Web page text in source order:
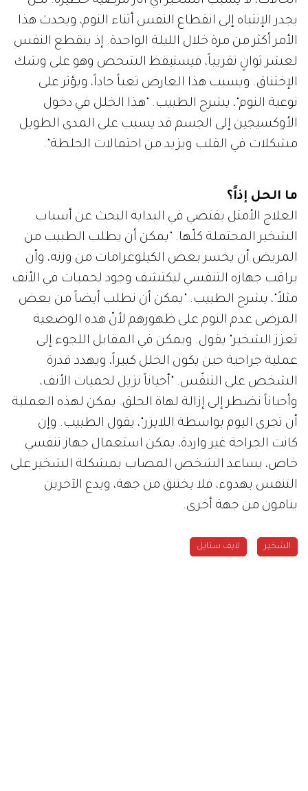
يجدر الإنتباه إلى انقطاع النفس أثناء النوم، ويحدث هذا
الأمر أكثر من مرة خلال الليلة الواحدة. إذ ينقطع النفس
لعشر ثوانٍ تقريباً، فيستيقظ الشخص وهو على وشك
الإختناق. ويسبب هذا العارض تعباً حاداً، ويؤثر على
نوعية النوم"، يشرح الطبيب. "هذا الخلل في دخول
الأوكسيجين إلى الجسم قد يسبب على المدى الطويل
مشكلات في القلب ويزيد من احتمالات الجلطة".
ما الحل إذاً؟
العلاج الأمثل يقتضي في البداية البحث عن أسباب
الشخير المحتملة كلّها. "يمكن أن يطلب الطبيب من
المريض أن يخسر بعض الكيلوغرامات من وزنه، وأن
يراقب جهازه التنفسي ليكتشف وجود لحميات في الأنف
مثلاً"، يشرح الطبيب. "يمكن أن نطلب أيضاً من بعض
المرضى عدم النوم على ظهورهم لأنّ هذه الوضعية
تعزز الشخير" يقول. ويمكن في المقابل اللجوء إلى
عملية جراحية حين يكون الخلل كبيراً، ويهدد قدرة
الشخص على التنفّس. "أحياناً نزيل لحميات الأنف،
وأحياناً نضطر إلى إزالة لهاة الحلق. يمكن لهذه العملية
أن تجرى اليوم بواسطة اللايزر"، يقول الطبيب. وإن
كانت الجراحة غير واردة، يمكن استعمال جهاز تنفسي
خاص، يساعد الشخص المصاب بمشكلة الشخير على
التنفس بهدوء، فلا يختنق من جهة، ويدع الآخرين
ينامون من جهة أخرى.
الشخير لايف ستايل